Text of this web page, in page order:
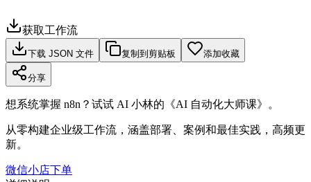
获取工作流
下载 JSON 文件 复制到剪贴板 添加收藏
分享
想系统掌握 n8n？试试 AI 小林的《AI 自动化大师课》。
从零构建企业级工作流，涵盖部署、案例和最佳实践，高频更
新。
微信小店下单